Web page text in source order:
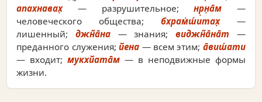
апахнавах̣— разрушительное;нр̣н̣а̄м —
человеческого общества; бхрам̇ш́итах̣—
лишенный; джн̃а̄на— знания;виджн̃а̄на̄т —
преданного служения;йена — всем этим; а̄виш́ати
— входит;мукхйата̄м — в неподвижные формы
жизни.